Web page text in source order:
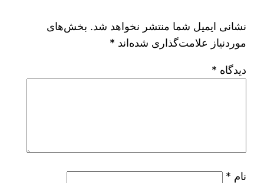
نشانی ایمیل شما منتشر نخواهد شد. بخش‌های
موردنیاز علامت‌گذاری شده‌اند *
دیدگاه *
نام *